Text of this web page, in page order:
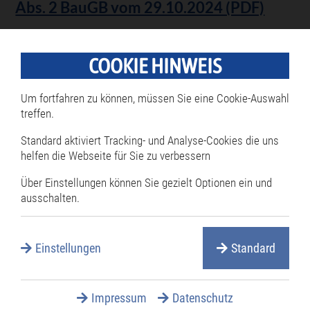
Abs. 2 BauGB vom 29.10.2024 (PDF)
Bekanntmachung über die Aufstellung
des Bebauungsplanes Ortskern
Rheinsheim - Bekanntmachung des
Aufstellungsbeschlusses und des
Beschlusses über den Erlass einer
Veränderungssperre - vom 23.10.2024
(PDF)
23.10.2024
COOKIE HINWEIS
Um fortfahren zu können, müssen Sie eine Cookie-Auswahl
treffen.
Standard aktiviert Tracking- und Analyse-Cookies die uns
helfen die Webseite für Sie zu verbessern
Über Einstellungen können Sie gezielt Optionen ein und
ausschalten.
Einstellungen Standard
Impressum Datenschutz